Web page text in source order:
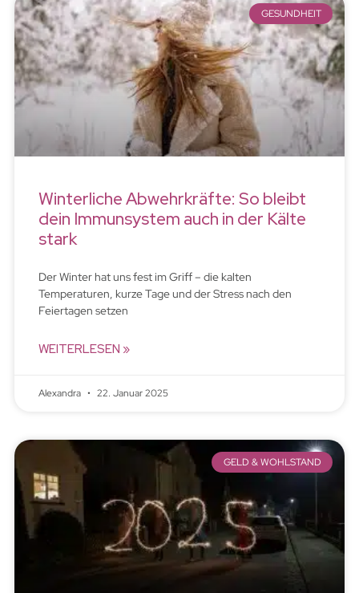
GESUNDHEIT
Winterliche Abwehrkräfte: So bleibt
dein Immunsystem auch in der Kälte
stark
Der Winter hat uns fest im Griff – die kalten
Temperaturen, kurze Tage und der Stress nach den
Feiertagen setzen
WEITERLESEN »
Alexandra 22. Januar 2025
GELD & WOHLSTAND